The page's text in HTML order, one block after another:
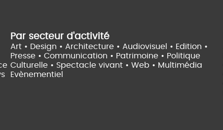
Par secteur d'activité
Art • Design • Architecture • Audiovisuel • Edition •
Presse • Communication • Patrimoine • Politique
Culturelle • Spectacle vivant • Web • Multimédia
Evènementiel